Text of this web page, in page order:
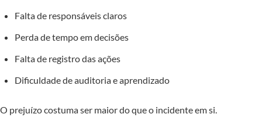
Falta de responsáveis claros
Perda de tempo em decisões
Falta de registro das ações
Dificuldade de auditoria e aprendizado
O prejuízo costuma ser maior do que o incidente em si.